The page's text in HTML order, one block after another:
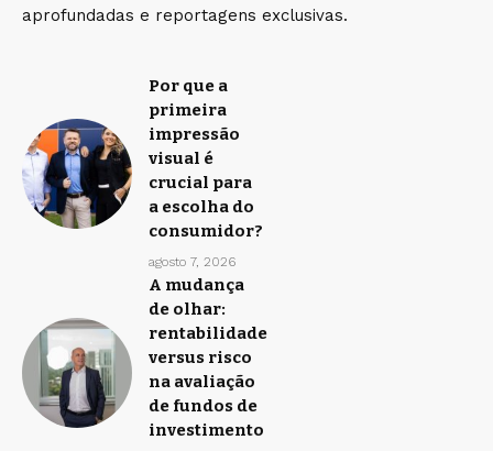
aprofundadas e reportagens exclusivas.
Por que a
primeira
impressão
visual é
crucial para
a escolha do
consumidor?
agosto 7, 2026
A mudança
de olhar:
rentabilidade
versus risco
na avaliação
de fundos de
investimento